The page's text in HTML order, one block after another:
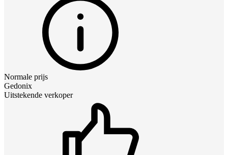
Normale prijs
Gedonix
Uitstekende verkoper